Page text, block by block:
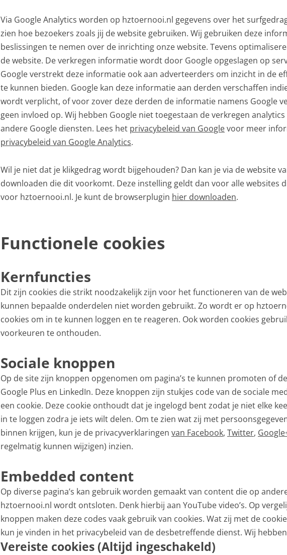
Via Google Analytics worden op hztoernooi.nl gegevens over het
zien hoe bezoekers zoals jij de website gebruiken. Wij gebruiken deze
beslissingen te nemen over de inrichting onze website. Tevens
de website. De verkregen informatie wordt door Google opgeslagen op
Google verstrekt deze informatie ook aan adverteerders om inzicht in de
te kunnen bieden. Google kan deze informatie aan derden verschaffen
wordt verplicht, of voor zover deze derden de informatie namens Google
geen invloed op. Wij hebben Google niet toegestaan de verkregen
andere Google diensten. Lees het privacybeleid van Googlevoor meer
privacybeleid van Google Analytics.
Wil je niet dat je klikgedrag wordt bijgehouden? Dan kan je via de website
downloaden die dit voorkomt. Deze instelling geldt dan voor alle websites
voor hztoernooi.nl. Je kunt de browserplugin hier downloaden.
Functionele cookies
Kernfuncties
Dit zijn cookies die strikt noodzakelijk zijn voor het functioneren van de
kunnen bepaalde onderdelen niet worden gebruikt. Zo wordt er op
cookies om in te kunnen loggen en te reageren. Ook worden cookies
voorkeuren te onthouden.
Sociale knoppen
Op de site zijn knoppen opgenomen om pagina’s te kunnen promoten of
Google Plus en LinkedIn. Deze knoppen zijn stukjes code van de sociale
een cookie. Deze cookie onthoudt dat je ingelogd bent zodat je niet elke
in te loggen zodra je iets wilt delen. Om te zien wat zij met
binnen krijgen, kun je de privacyverklaringen van Facebook, Twitter,
regelmatig kunnen wijzigen) inzien.
Embedded content
Op diverse pagina’s kan gebruik worden gemaakt van content die op
hztoernooi.nl wordt ontsloten. Denk hierbij aan YouTube video’s. Op
knoppen maken deze codes vaak gebruik van cookies. Wat zij met de
kun je vinden in het privacybeleid van de desbetreffende dienst. Wij
Vereiste cookies (Altijd ingeschakeld)